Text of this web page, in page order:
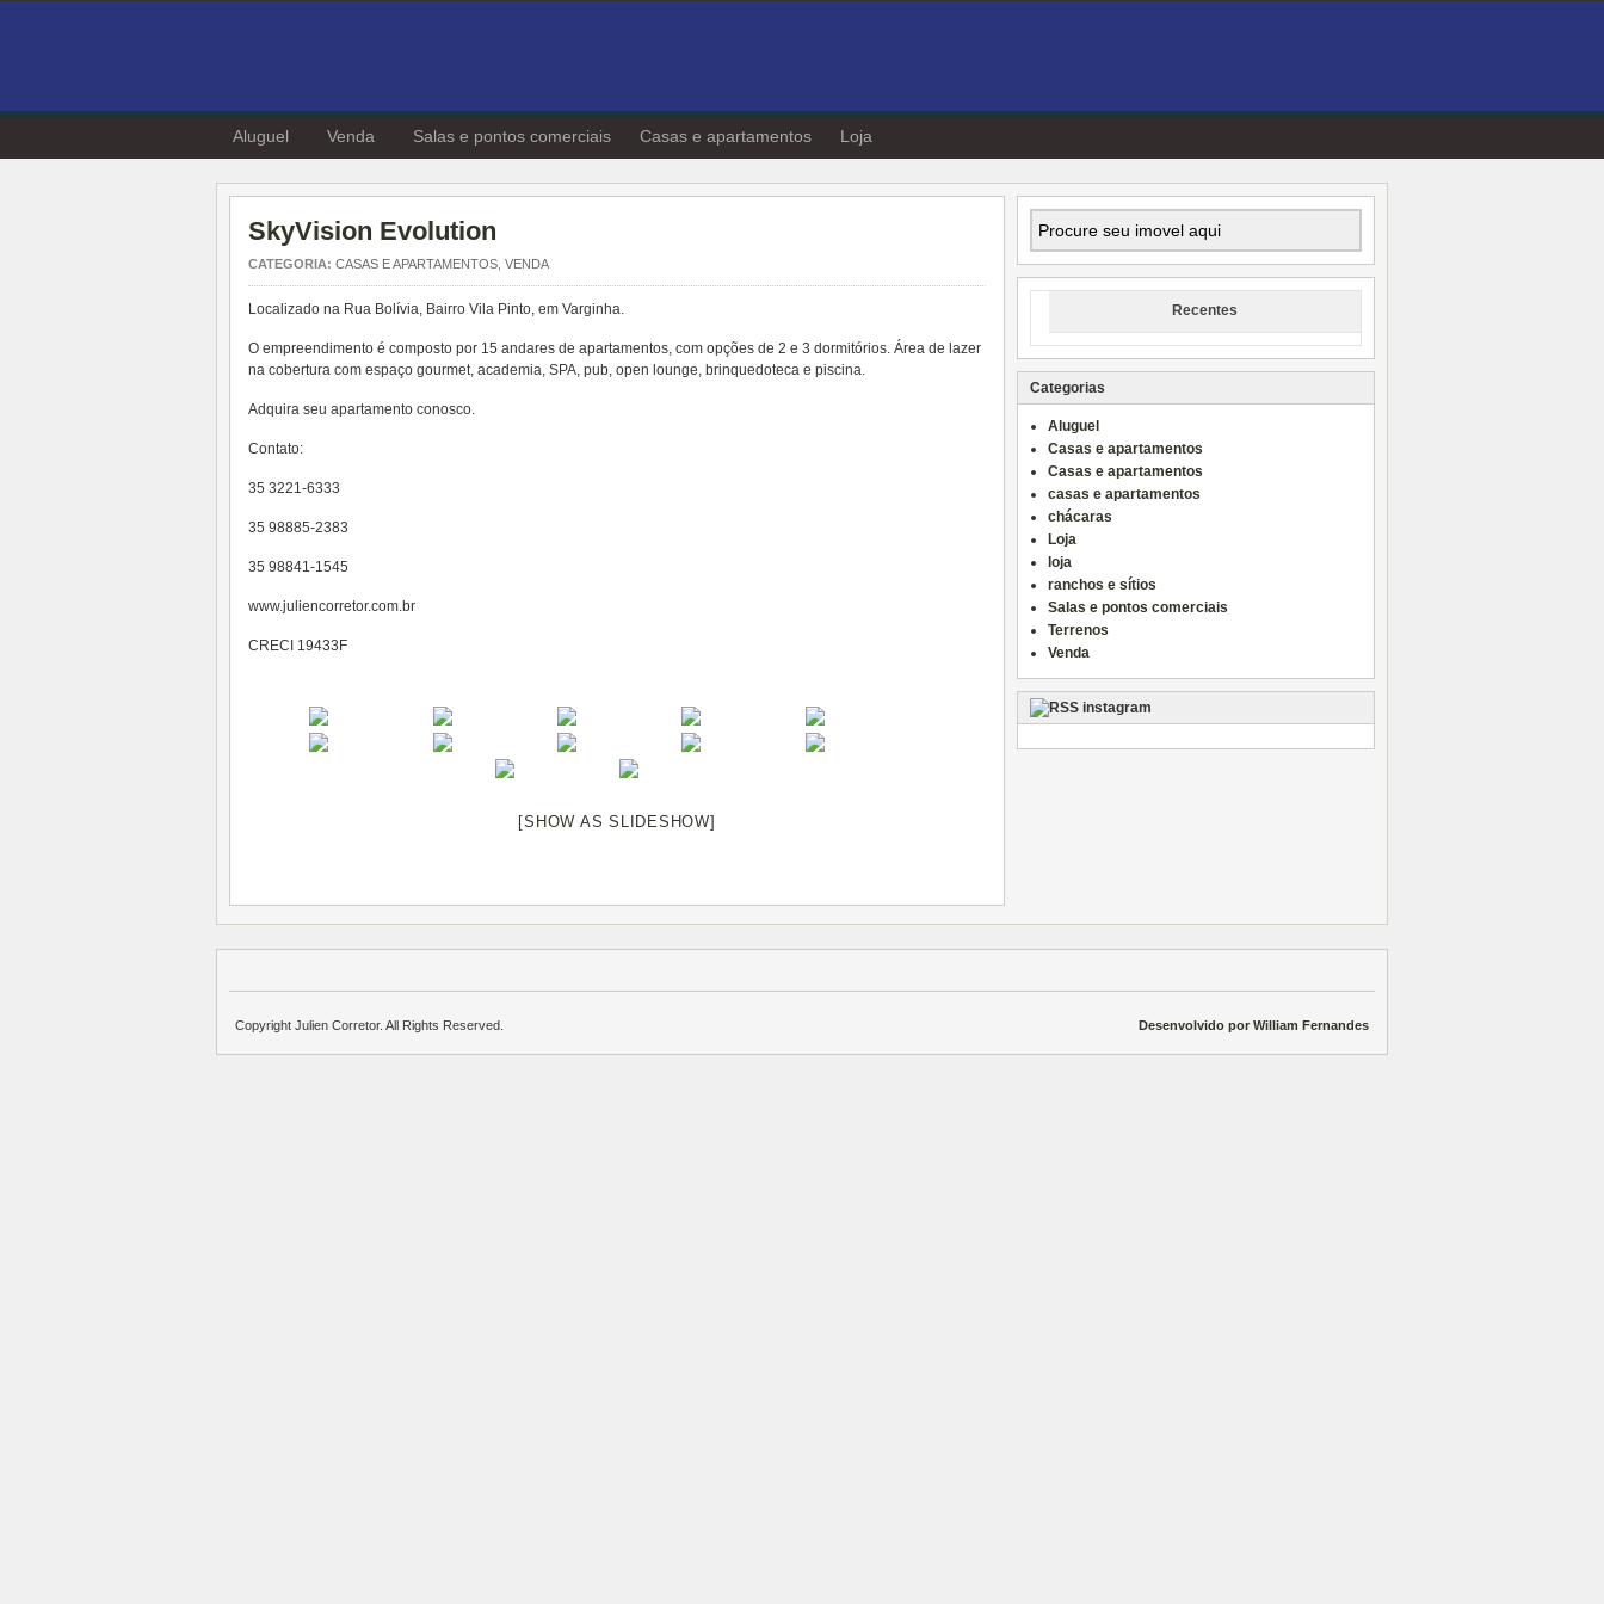
Aluguel Venda Salas e pontos comerciais Casas e apartamentos Loja
SkyVision Evolution
CATEGORIA: CASAS E APARTAMENTOS VENDA
Localizado na Rua Bolívia, Bairro Vila Pinto, em Varginha.
O empreendimento é composto por 15 andares de apartamentos, com opções de 2 e 3 dormitórios. Área de lazer
na cobertura com espaço gourmet, academia, SPA, pub, open lounge, brinquedoteca e piscina.
Adquira seu apartamento conosco.
Contato:
35 3221-6333
35 98885-2383
35 98841-1545
www.juliencorretor.com.br
CRECI 19433F
[SHOW AS SLIDESHOW]
Recentes
Categorias
Aluguel
Casas e apartamentos
Casas e apartamentos
casas e apartamentos
chácaras
Loja
loja
ranchos e sítios
Salas e pontos comerciais
Terrenos
Venda
instagram
Desenvolvido por William Fernandes
Copyright Julien Corretor. All Rights Reserved.